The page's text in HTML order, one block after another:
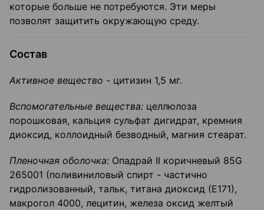
которые больше не потребуются. Эти меры
позволят защитить окружающую среду.
Состав
Активное вещество - цитизин 1,5 мг.
Вспомогательные вещества: целлюлоза
порошковая, кальция сульфат дигидрат, кремния
диоксид, коллоидный безводный, магния стеарат.
Пленочная оболочка: Опадрай II коричневый 85G
265001 (поливиниловый спирт - частично
гидролизованный, тальк, титана диоксид (Е171),
макрогол 4000, лецитин, железа оксид желтый